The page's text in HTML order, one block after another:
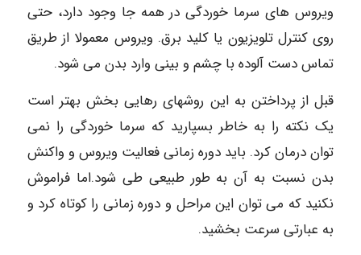
ویروس هاى سرما خوردگى در همه جا وجود دارد، حتى
روى کنترل تلویزیون یا کلید برق. ویروس معمولا از طریق
تماس دست آلوده با چشم و بینى وارد بدن مى شود.
قبل از پرداختن به این روشهاى رهایى بخش بهتر است
یک نکته را به خاطر بسپارید که سرما خوردگى را نمى
توان درمان کرد. باید دوره زمانى فعالیت ویروس و واکنش
بدن نسبت به آن به طور طبیعى طى شود.‌‌اما فراموش
نکنید که مى توان این مراحل و دوره زمانى را کوتاه کرد و
به عبارتى سرعت بخشید.‌